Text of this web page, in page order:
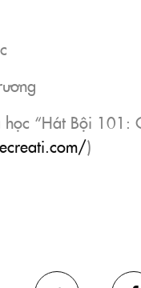
học “Hát Bội
)